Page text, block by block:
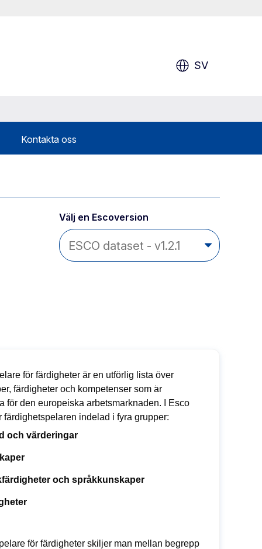
SV
Kontakta oss
Välj en Escoversion
för färdigheter är en utförlig lista över
färdigheter och kompetenser som är
för den europeiska arbetsmarknaden. I Esco
färdighetspelaren indelad i fyra grupper:
och värderingar
och språkkunskaper
pelare för färdigheter skiljer man mellan begrepp